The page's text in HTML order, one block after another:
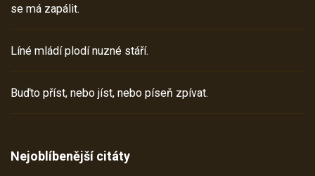
se má zapálit.
Líné mládí plodí nuzné stáří.
Buďto příst, nebo jíst, nebo píseň zpívat.
Nejoblíbenější citáty